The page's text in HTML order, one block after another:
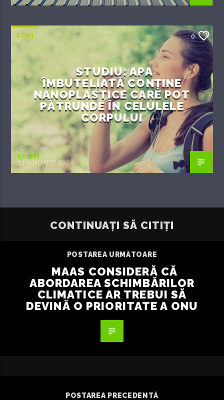
ȘTIRI 0
STUDIU: APA
ÎMBUTELIATĂ CONȚINE
NANOPLASTICE CARE POT
PĂTRUNDE ÎN CELULELE
CORPULUI
EcoFM
11 IANUARIE 2024
CONTINUAȚI SĂ CITIȚI
POSTAREA URMĂTOARE
MAAS CONSIDERĂ CĂ
ABORDAREA SCHIMBĂRILOR
CLIMATICE AR TREBUI SĂ
DEVINĂ O PRIORITATE A ONU
POSTAREA PRECEDENTĂ